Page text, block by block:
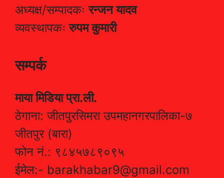
अध्यक्ष/सम्पादकःरन्जन यादव
व्यवस्थापकःरुपम कुमारी
सम्पर्क
माया मिडिया प्रा.ली.
ठेगाना: जीतपुरसिमरा उपमहानगरपालिका-७
जीतपुर (बारा)
फोन नं.: ९८४५७८९०९५
ईमेल:- barakhabar9@gmail.com